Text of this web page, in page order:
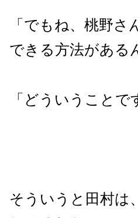
「でもね、桃野
できる方法がある
「どういうことで
そういうと田村は